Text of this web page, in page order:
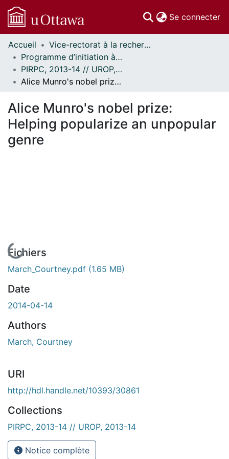
Se connecter
Communautés
et collections
Parcourir
Statistiques
À propos
Accueil
Vice-rectorat à la recherche // Office of the V-P, Research
Programme d’initiation à la recherche au premier cycle (PIRPC) // Undergraduate Research Opportunity Program (UROP)
PIRPC, 2013-14 // UROP, 2013-14
Alice Munro's nobel prize: Helping popularize an unpopular genre
Alice Munro's nobel prize:
Helping popularize an unpopular
genre
En cours de chargement...
Fichiers
March_Courtney.pdf (1.65 MB)
Date
2014-04-14
Authors
March, Courtney
URI
http://hdl.handle.net/10393/30861
Collections
PIRPC, 2013-14 // UROP, 2013-14
Notice complète